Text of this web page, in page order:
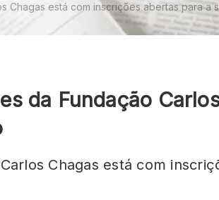
está com inscrições abertas para a
da Fundação
Chagas está com